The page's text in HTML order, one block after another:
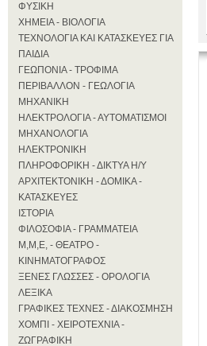
ΦΥΣΙΚΗ
ΧΗΜΕΙΑ - ΒΙΟΛΟΓΙΑ
ΤΕΧΝΟΛΟΓΙΑ ΚΑΙ ΚΑΤΑΣΚΕΥΕΣ ΓΙΑ
ΠΑΙΔΙΑ
ΓΕΩΠΟΝΙΑ - ΤΡΟΦΙΜΑ
ΠΕΡΙΒΑΛΛΟΝ - ΓΕΩΛΟΓΙΑ
ΜΗΧΑΝΙΚΗ
ΗΛΕΚΤΡΟΛΟΓΙΑ - ΑΥΤΟΜΑΤΙΣΜΟΙ
ΜΗΧΑΝΟΛΟΓΙΑ
ΗΛΕΚΤΡΟΝΙΚΗ
ΠΛΗΡΟΦΟΡΙΚΗ - ΔΙΚΤΥΑ Η/Υ
ΑΡΧΙΤΕΚΤΟΝΙΚΗ - ΔΟΜΙΚΑ -
ΚΑΤΑΣΚΕΥΕΣ
ΙΣΤΟΡΙΑ
ΦΙΛΟΣΟΦΙΑ - ΓΡΑΜΜΑΤΕΙΑ
Μ,Μ,Ε, - ΘΕΑΤΡΟ -
ΚΙΝΗΜΑΤΟΓΡΑΦΟΣ
ΞΕΝΕΣ ΓΛΩΣΣΕΣ - ΟΡΟΛΟΓΙΑ
ΛΕΞΙΚΑ
ΓΡΑΦΙΚΕΣ ΤΕΧΝΕΣ - ΔΙΑΚΟΣΜΗΣΗ
ΧΟΜΠΙ - ΧΕΙΡΟΤΕΧΝΙΑ -
ΖΩΓΡΑΦΙΚΗ